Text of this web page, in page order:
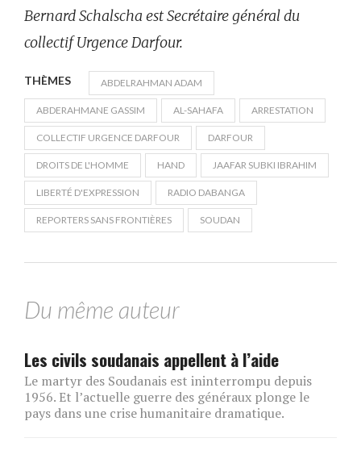
Bernard Schalscha est Secrétaire général du
collectif Urgence Darfour.
THÈMES ABDELRAHMAN ADAM
ABDERAHMANE GASSIM AL-SAHAFA ARRESTATION
COLLECTIF URGENCE DARFOUR DARFOUR
DROITS DE L'HOMME HAND JAAFAR SUBKI IBRAHIM
LIBERTÉ D'EXPRESSION RADIO DABANGA
REPORTERS SANS FRONTIÈRES SOUDAN
Du même auteur
Les civils soudanais appellent à l’aide
Le martyr des Soudanais est ininterrompu depuis
1956. Et l’actuelle guerre des généraux plonge le
pays dans une crise humanitaire dramatique.